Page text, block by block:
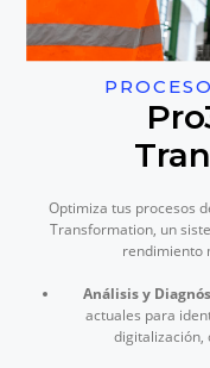
Optimiza tus procesos
Transformation, un
rendimiento
Análisis y
actuales para
digitalización,